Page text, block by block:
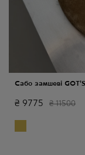
Сабо замшеві
₴ 9775 ₴ 11500